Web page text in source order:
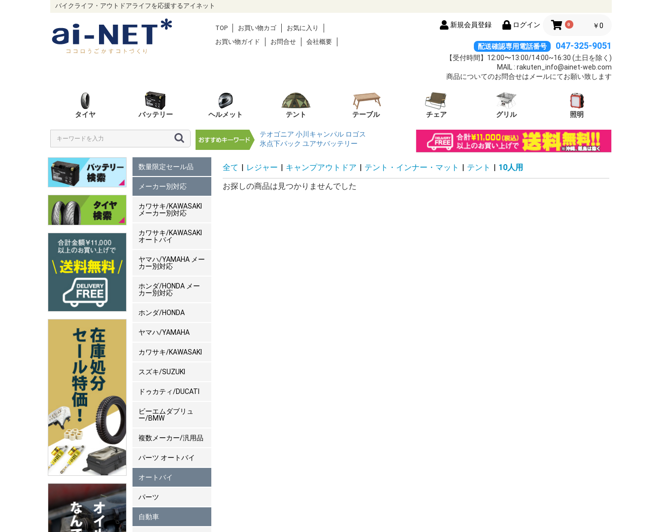
バイクライフ・アウトドアライフを応援するアイネット
TOP お買い物カゴ
お気に入り
お買い物ガイド
お問合せ 会社概要
0 ￥0
新規会員登録 ログイン
配送確認専用電話番号 047-325-9051
【受付時間】12:00〜13:00/14:00~16:30 (土日を除く)
MAIL : rakuten_info@ainet-web.com
商品についてのお問合せはメールにてお願い致します
タイヤ バッテリー ヘルメット テント テーブル チェア グリル 照明
テオゴニア 小川キャンパル ロゴス
氷点下パック ユアサバッテリー
数量限定セール品
メーカー別対応
カワサキ/KAWASAKI
メーカー別対応
カワサキ/KAWASAKI
オートバイ
ヤマハ/YAMAHA メー
カー別対応
ホンダ/HONDA メー
カー別対応
ホンダ/HONDA
ヤマハ/YAMAHA
カワサキ/KAWASAKI
スズキ/SUZUKI
ドゥカティ/DUCATI
ビーエムダブリュ
ー/BMW
複数メーカー/汎用品
パーツ オートバイ
オートバイ
パーツ
自動車
全て レジャー キャンプアウトドア テント・インナー・マット テント
10人用
お探しの商品は見つかりませんでした